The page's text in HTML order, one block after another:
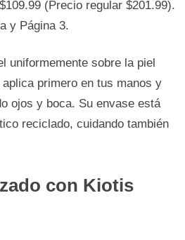
$109.99 (Precio regular $201.99).
y Página 3.
uniformemente sobre la piel
primero en tus manos y
ojos y boca. Su envase está
reciclado, cuidando también
con Kiotis